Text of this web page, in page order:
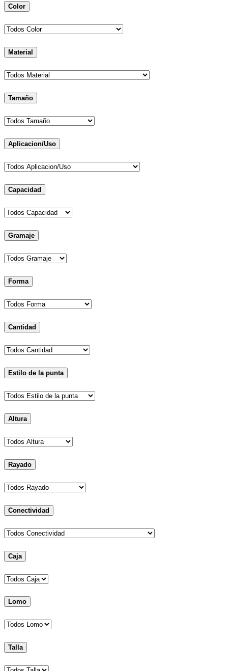
Color
Material
Tamaño
Aplicacion/Uso
Capacidad
Gramaje
Forma
Cantidad
Estilo de la punta
Altura
Rayado
Conectividad
Caja
Lomo
Talla